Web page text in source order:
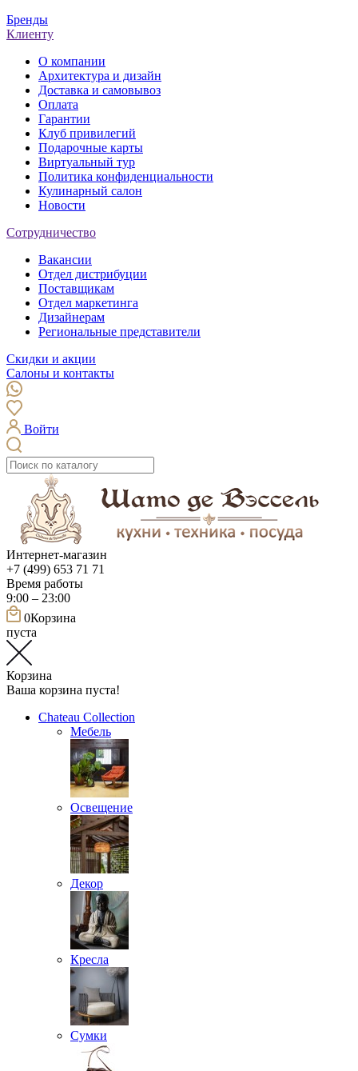
Бренды
Клиенту
О компании
Архитектура и дизайн
Доставка и самовывоз
Оплата
Гарантии
Клуб привилегий
Подарочные карты
Виртуальный тур
Политика конфиденциальности
Кулинарный салон
Новости
Сотрудничество
Вакансии
Отдел дистрибуции
Поставщикам
Отдел маркетинга
Дизайнерам
Региональные представители
Скидки и акции
Салоны и контакты
Войти
Интернет-магазин
+7 (499) 653 71 71
Время работы
9:00 – 23:00
0Корзина
пуста
Корзина
Ваша корзина пуста!
Chateau Collection
Мебель
Освещение
Декор
Кресла
Сумки